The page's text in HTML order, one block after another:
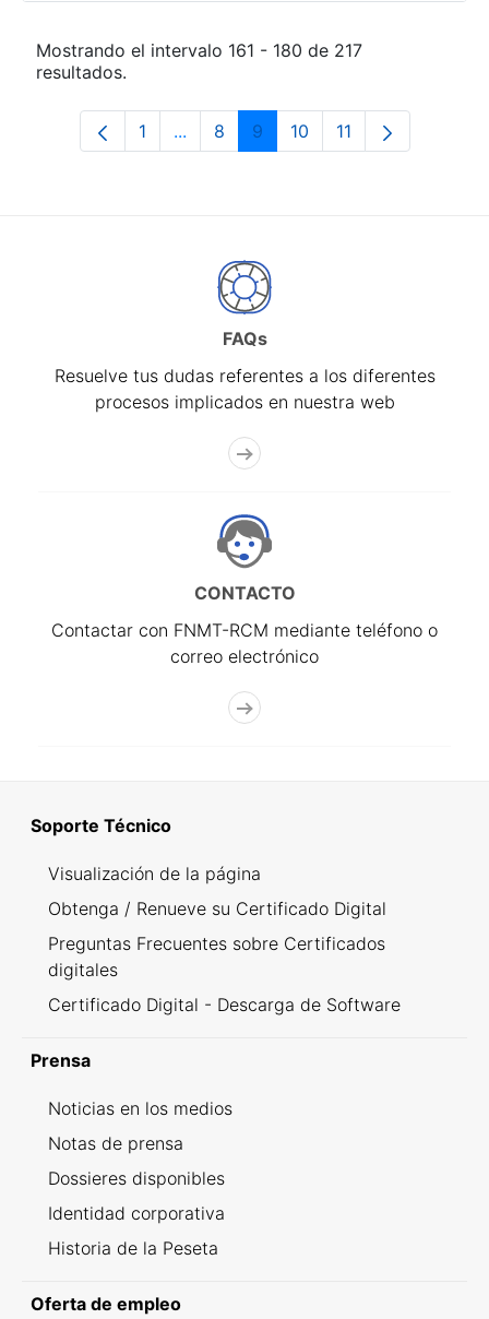
Mostrando el intervalo 161 - 180 de 217
resultados.
Página
1 ...Páginas intermedias Use TAB para
Página
8 Página
9 Página
10 Página
11
FAQs
Resuelve tus dudas referentes a los diferentes
procesos implicados en nuestra web
CONTACTO
Contactar con FNMT-RCM mediante teléfono o
correo electrónico
Soporte Técnico
Visualización de la página
Obtenga / Renueve su Certificado Digital
Preguntas Frecuentes sobre Certificados
digitales
Certificado Digital - Descarga de Software
Prensa
Noticias en los medios
Notas de prensa
Dossieres disponibles
Identidad corporativa
Historia de la Peseta
Oferta de empleo